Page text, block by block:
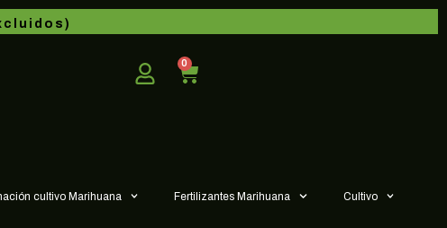
0
cultivo Marihuana Fertilizantes Marihuana Cultivo